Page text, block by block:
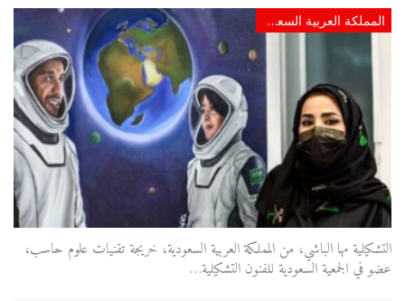
المملكة العربية السعودية
التشكيلية مها الباشي، من المملكة العربية السعودية، خريجة تقنيات علوم حاسب،
عضو في الجمعية السعودية للفنون التشكيلية…